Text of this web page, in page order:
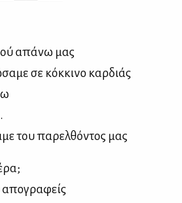
απά­νω μας
σε κόκ­κι­νο καρ­διάς
του πα­ρελ­θό­ντος μας
απο­γρα­φείς